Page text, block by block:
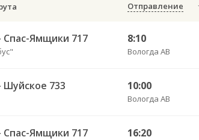
Отправление
Ямщики 717 8:10
Вологда АВ
733 10:00
Вологда АВ
Ямщики 717 16:20